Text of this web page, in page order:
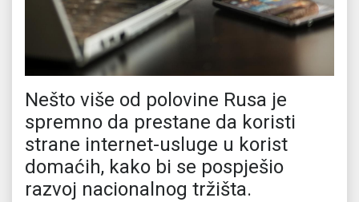
Nešto više od polovine Rusa je
spremno da prestane da koristi
strane internet-usluge u korist
domaćih, kako bi se pospješio
razvoj nacionalnog tržišta.